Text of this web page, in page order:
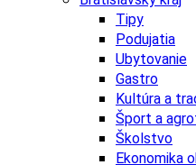
Tipy
Podujatia
Ubytovanie
Gastro
Kultúra a
Šport a
Školstvo
Ekonomika